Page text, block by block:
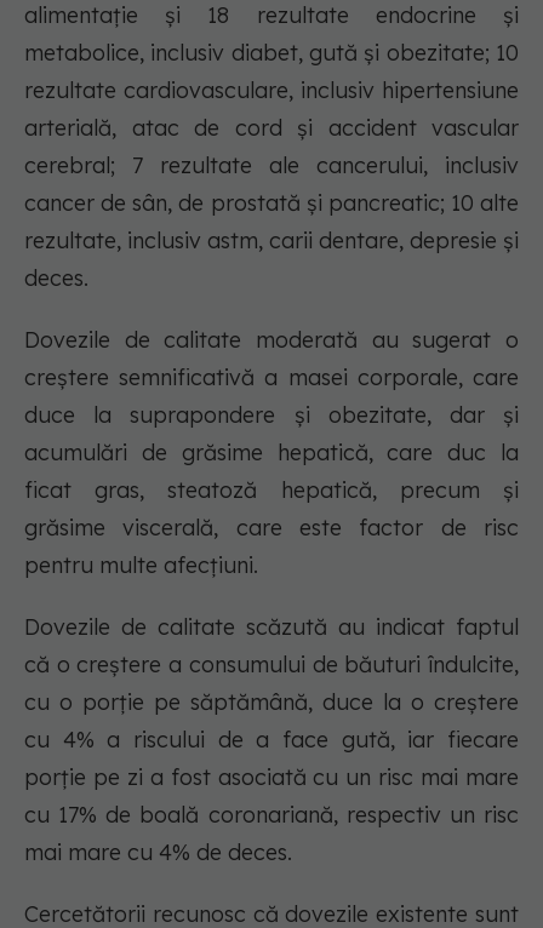
alimentație și 18 rezultate endocrine și
metabolice, inclusiv diabet, gută și obezitate; 10
rezultate cardiovasculare, inclusiv hipertensiune
arterială, atac de cord și accident vascular
cerebral; 7 rezultate ale cancerului, inclusiv
cancer de sân, de prostată și pancreatic; 10 alte
rezultate, inclusiv astm, carii dentare, depresie și
deces.
Dovezile de calitate moderată au sugerat o
creștere semnificativă a masei corporale, care
duce la suprapondere și obezitate, dar și
acumulări de grăsime hepatică, care duc la
ficat gras, steatoză hepatică, precum și
grăsime viscerală, care este factor de risc
pentru multe afecțiuni.
Dovezile de calitate scăzută au indicat faptul
că o creștere a consumului de băuturi îndulcite,
cu o porție pe săptămână, duce la o creștere
cu 4% a riscului de a face gută, iar fiecare
porție pe zi a fost asociată cu un risc mai mare
cu 17% de boală coronariană, respectiv un risc
mai mare cu 4% de deces.
Cercetătorii recunosc că dovezile existente sunt